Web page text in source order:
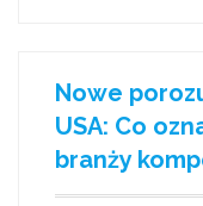
Nowe
USA: Co
branży